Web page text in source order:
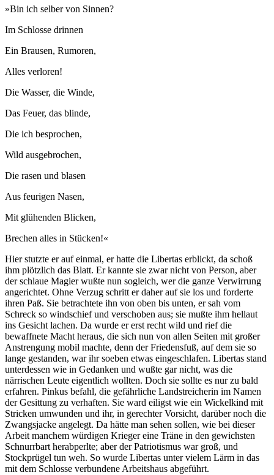
»Bin ich selber von Sinnen?
Im Schlosse drinnen
Ein Brausen, Rumoren,
Alles verloren!
Die Wasser, die Winde,
Das Feuer, das blinde,
Die ich besprochen,
Wild ausgebrochen,
Die rasen und blasen
Aus feurigen Nasen,
Mit glühenden Blicken,
Brechen alles in Stücken!«
Hier stutzte er auf einmal, er hatte die Libertas erblickt, da schoß
ihm plötzlich das Blatt. Er kannte sie zwar nicht von Person, aber
der schlaue Magier wußte nun sogleich, wer die ganze Verwirrung
angerichtet. Ohne Verzug schritt er daher auf sie los und forderte
ihren Paß. Sie betrachtete ihn von oben bis unten, er sah vom
Schreck so windschief und verschoben aus; sie mußte ihm hellaut
ins Gesicht lachen. Da wurde er erst recht wild und rief die
bewaffnete Macht heraus, die sich nun von allen Seiten mit großer
Anstrengung mobil machte, denn der Friedensfuß, auf dem sie so
lange gestanden, war ihr soeben etwas eingeschlafen. Libertas stand
unterdessen wie in Gedanken und wußte gar nicht, was die
närrischen Leute eigentlich wollten. Doch sie sollte es nur zu bald
erfahren. Pinkus befahl, die gefährliche Landstreicherin im Namen
der Gesittung zu verhaften. Sie ward eiligst wie ein Wickelkind mit
Stricken umwunden und ihr, in gerechter Vorsicht, darüber noch die
Zwangsjacke angelegt. Da hätte man sehen sollen, wie bei dieser
Arbeit manchem würdigen Krieger eine Träne in den gewichsten
Schnurrbart herabperlte; aber der Patriotismus war groß, und
Stockprügel tun weh. So wurde Libertas unter vielem Lärm in das
mit dem Schlosse verbundene Arbeitshaus abgeführt.